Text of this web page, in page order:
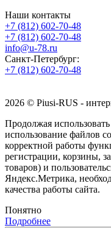
Наши контакты
+7 (812) 602-70-48
+7 (812) 602-70-48
info@u-78.ru
Санкт-Петербург:
+7 (812) 602-70-48
2026 © Piusi-RUS -
Продолжая
использование файлов
корректной работы
регистрации, корзины,
товаров) и
Яндекс.Метрика,
качества работы сайта.
Понятно
Подробнее